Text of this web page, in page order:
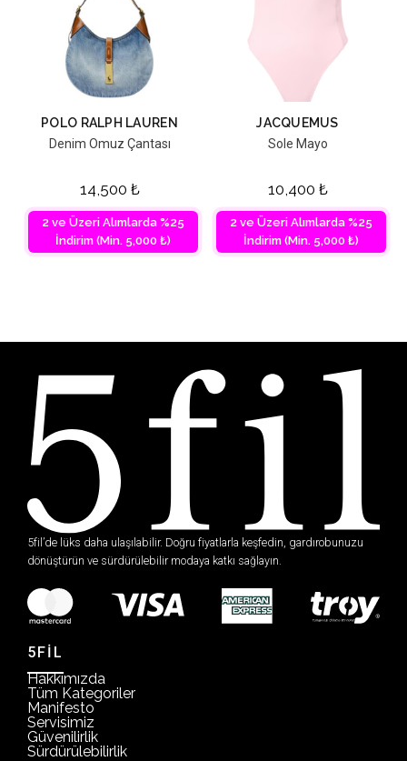
POLO RALPH LAUREN
Denim Omuz Çantası
14,500 ₺
2 ve Üzeri Alımlarda %25
İndirim (Min. 5,000 ₺)
JACQUEMUS
Sole Mayo
10,400 ₺
2 ve Üzeri Alımlarda %25
İndirim (Min. 5,000 ₺)
5fil’de lüks daha ulaşılabilir. Doğru fiyatlarla keşfedin, gardırobunuzu
dönüştürün ve sürdürülebilir modaya katkı sağlayın.
5FİL
Hakkımızda
Tüm Kategoriler
Manifesto
Servisimiz
Güvenilirlik
Sürdürülebilirlik